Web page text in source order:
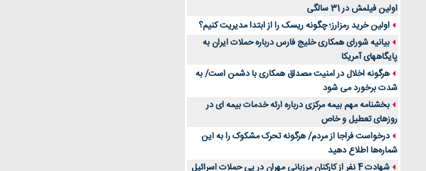
اولین فیلمش در 31 سالگی
اولین خرید رمزارز؛ چگونه ریسک را از ابتدا مدیریت کنیم؟
بیانیه شورای همکاری خلیج فارس درباره حملات ایران به
پایگاههای آمریکا
هرگونه اخلال در امنیت مصداق همکاری با دشمن است/ به
شدت برخورد می شود
بخشنامه مهم بیمه مرکزی درباره ارئه خدمات بیمه ای در
روزهای تعطیل و خاص
درخواست فراجا از مردم/ هرگونه تحرک مشکوک را به این
شماره‌ها اطلاع دهید
شهادت 4 نفر از کارکنان مرزبانی مهران در پی حملات اسرائیل